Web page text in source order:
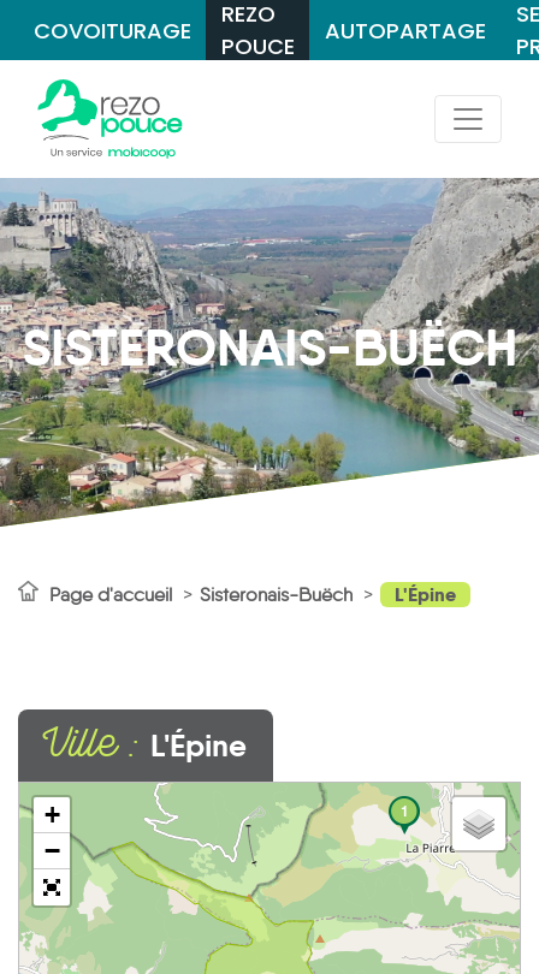
COVOITURAGE
REZO
POUCE
AUTOPARTAGE
SISTERONAIS-BUËCH
Page d'accueil Sisteronais-Buëch L'Épine
Ville : L'Épine
1
+
−